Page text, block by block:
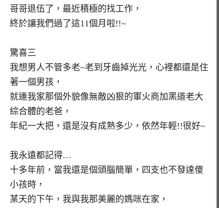
哥哥退伍了，最近積極的找工作，
終於讓我們過了這11個月啦!!~
驚喜三
我想男人不管多老~老到牙齒掉光光，心裡都還是住
著一個男孩，
就連我家那個外貌像無敵凶狠的軍火商加黑道老大
綜合體的老爸，
年紀一大把，還是沒有成熟多少，依然年輕!!很好~
我永遠都記得…
十多年前，當我還是個頭腦簡單，四支也不發達傻
小孩時，
某天的下午，我與我那美麗的媽咪在家，